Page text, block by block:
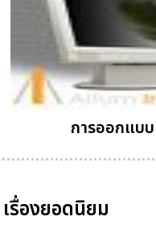
การออกแบ
เรื่องยอดนิยม